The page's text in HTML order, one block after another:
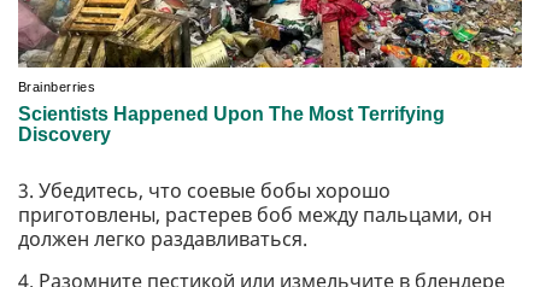
3. Убедитесь, что соевые бобы хорошо
приготовлены, растерев боб между пальцами, он
должен легко раздавливаться.
4. Разомните пестикой или измельчите в блендере